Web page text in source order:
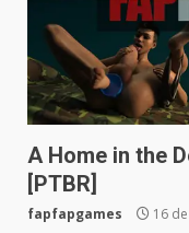
A Home in the
[PTBR]
fapfapgames 16